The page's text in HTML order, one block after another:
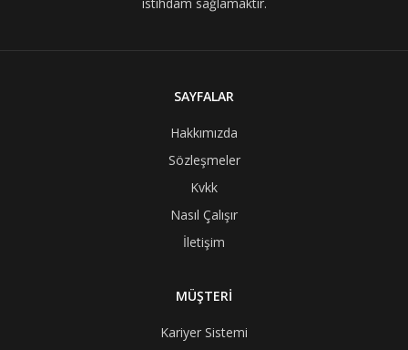
istihdam sağlamaktır.
SAYFALAR
Hakkımızda
Sözleşmeler
Kvkk
Nasıl Çalışır
İletişim
MÜŞTERİ
Kariyer Sistemi